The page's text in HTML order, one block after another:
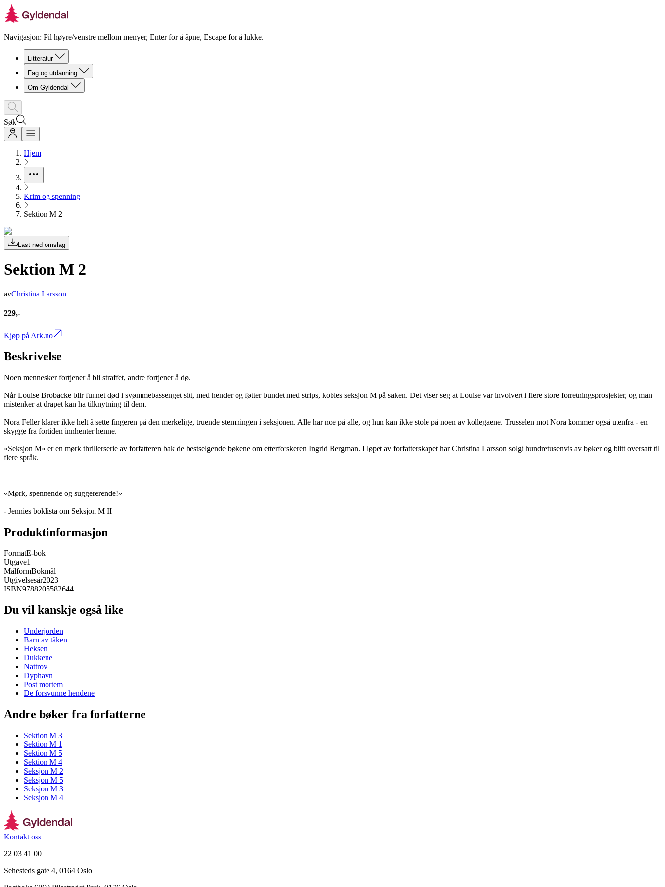
Navigasjon: Pil høyre/venstre mellom menyer, Enter for å åpne, Escape for å lukke.
Litteratur
Fag og utdanning
Om Gyldendal
Søk
Hjem
Krim og spenning
Sektion M 2
Last ned omslag
Sektion M 2
avChristina Larsson
229,-
Kjøp på Ark.no
Beskrivelse
Noen mennesker fortjener å bli straffet, andre fortjener å dø.
Når Louise Brobacke blir funnet død i svømmebassenget sitt, med hender og føtter bundet med strips, kobles seksjon M på saken. Det viser seg at Louise var involvert i flere store forretningsprosjekter, og man
mistenker at drapet kan ha tilknytning til dem.
Nora Feller klarer ikke helt å sette fingeren på den merkelige, truende stemningen i seksjonen. Alle har noe på alle, og hun kan ikke stole på noen av kollegaene. Trusselen mot Nora kommer også utenfra - en
skygge fra fortiden innhenter henne.
«Seksjon M» er en mørk thrillerserie av forfatteren bak de bestselgende bøkene om etterforskeren Ingrid Bergman. I løpet av forfatterskapet har Christina Larsson solgt hundretusenvis av bøker og blitt oversatt til
flere språk.
«Mørk, spennende og suggererende!»
- Jennies boklista om Seksjon M II
Produktinformasjon
FormatE-bok
Utgave1
MålformBokmål
Utgivelsesår2023
ISBN9788205582644
Du vil kanskje også like
Underjorden
Barn av tåken
Heksen
Dukkene
Nattrov
Dyphavn
Post mortem
De forsvunne hendene
Andre bøker fra forfatterne
Sektion M 3
Sektion M 1
Sektion M 5
Sektion M 4
Seksjon M 2
Seksjon M 5
Seksjon M 3
Seksjon M 4
Kontakt oss
22 03 41 00
Sehesteds gate 4, 0164 Oslo